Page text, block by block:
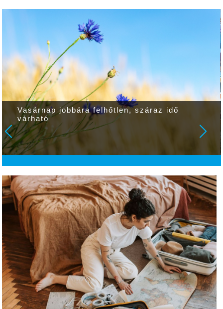
Vasárnap jobbára felhőtlen, száraz idő
várható